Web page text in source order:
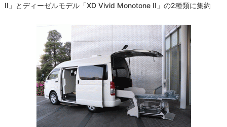
Ⅱ」とディーゼルモデル「XD Vivid Monotone Ⅱ」の2種類に集約